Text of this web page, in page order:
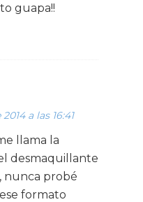
guapa!!
a las 16:41
llama la
desmaquillante
nunca probé
formato